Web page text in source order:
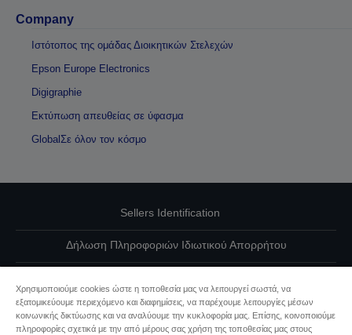
Company
Ιστότοπος της ομάδας Διοικητικών Στελεχών
Epson Europe Electronics
Digigraphie
Εκτύπωση απευθείας σε ύφασμα
GlobalΣε όλον τον κόσμο
Sellers Identification
Δήλωση Πληροφοριών Ιδιωτικού Απορρήτου
Επικοινωνήστε μαζί μας για τα δεδομένα σας
Χρησιμοποιούμε cookies ώστε η τοποθεσία μας να λειτουργεί σωστά, να
εξατομικεύουμε περιεχόμενο και διαφημίσεις, να παρέχουμε λειτουργίες μέσων
κοινωνικής δικτύωσης και να αναλύουμε την κυκλοφορία μας. Επίσης, κοινοποιούμε
πληροφορίες σχετικά με την από μέρους σας χρήση της τοποθεσίας μας στους